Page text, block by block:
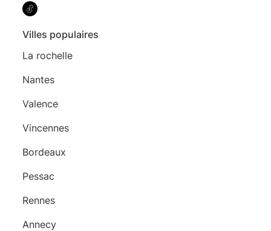
Villes populaires
La rochelle
Nantes
Valence
Vincennes
Bordeaux
Pessac
Rennes
Annecy